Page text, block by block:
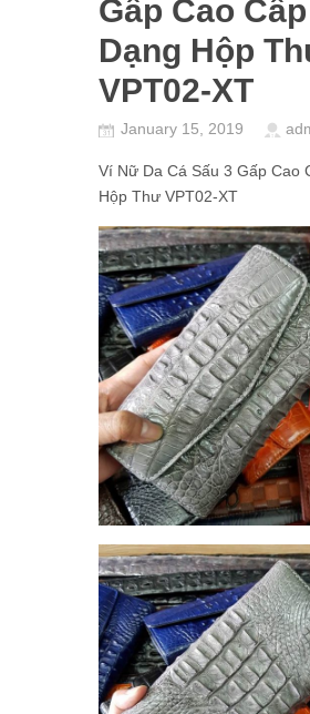
Gấp Cao Cấp
Dạng Hộp
VPT02-XT
January 15, 2019
Ví Nữ Da Cá Sấu 3 Gấp Cao
Hộp Thư VPT02-XT